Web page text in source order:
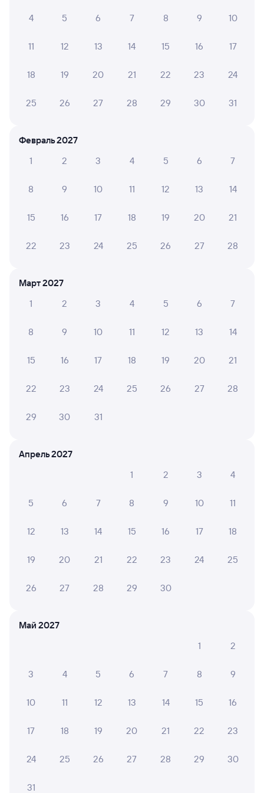
Сенная
Ульяновск Центр.
03:41 10:56
7 ч 15 м в пути
595С Проходящий 7,8
Сенная
Ульяновск Центр.
03:41 10:56
7 ч 15 м в пути
Дни следования
от 2 ⁠065 ⁠₽
585С Проходящий 10
Сенной
03:41
от 2 ⁠065 ⁠₽
354С Проходящий
Парка)
Ульяновск Центр.
05:10
Дни следования ближайшие: 8, 9, 10 августа Маршрут
от 1 ⁠991 ⁠₽ 3 ⁠266 ⁠₽
Выберите дату
4 5 6 7 8 9 10
11 12 13 14 15 16 17
18 19 20 21 22 23 24
25 26 27 28 29 30 31
Февраль 2027
1
2 3 4 5 6 7
8 9 10 11 12 13 14
15 16 17 18 19 20 21
22 23 24 25 26 27 28
Март 2027
1
2 3 4 5 6 7
8 9 10 11 12 13 14
15 16 17 18 19 20 21
22 23 24 25 26 27 28
29 30 31
Апрель 2027
1
2 3 4
5 6 7 8 9 10 11
12 13 14 15 16 17 18
19 20 21 22 23 24 25
26 27 28 29 30
Май 2027
1
2
3 4 5 6 7 8 9
10 11 12 13 14 15 16
17 18 19 20 21 22 23
24 25 26 27 28 29 30
31